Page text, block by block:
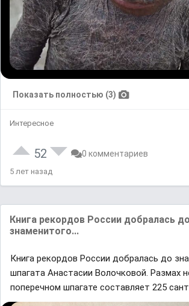
Показать полностью (3)
Интересное
52 0 комментариев
5 лет назад
Книга рекордов России добралась до
знаменитого...
Книга рекордов России добралась до
шпагата Анастасии Волочковой. Размах
поперечном шпагате составляет 225